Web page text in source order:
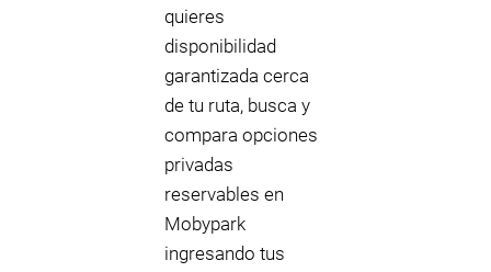
quieres
disponibilidad
garantizada cerca
de tu ruta, busca y
compara opciones
privadas
reservables en
Mobypark
ingresando tus